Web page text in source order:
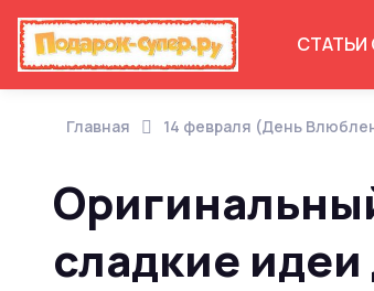
Главная 14 февраля (День
сладкие